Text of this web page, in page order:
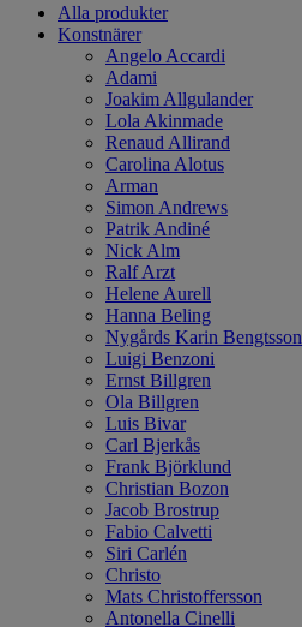
Alla produkter
Konstnärer
Angelo Accardi
Adami
Joakim Allgulander
Lola Akinmade
Renaud Allirand
Carolina Alotus
Arman
Simon Andrews
Patrik Andiné
Nick Alm
Ralf Arzt
Helene Aurell
Hanna Beling
Nygårds Karin Bengtsson
Luigi Benzoni
Ernst Billgren
Ola Billgren
Luis Bivar
Carl Bjerkås
Frank Björklund
Christian Bozon
Jacob Brostrup
Fabio Calvetti
Siri Carlén
Christo
Mats Christoffersson
Antonella Cinelli